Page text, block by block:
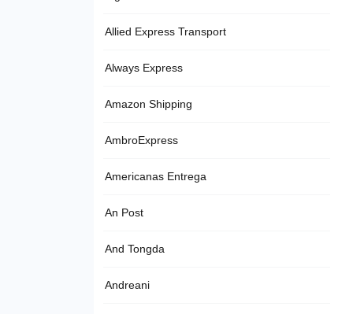
Allied Express Transport
Always Express
Amazon Shipping
AmbroExpress
Americanas Entrega
An Post
And Tongda
Andreani